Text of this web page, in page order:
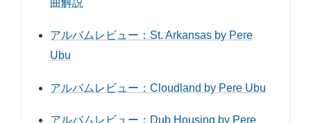
曲解説
アルバムレビュー：St. Arkansas by Pere
Ubu
アルバムレビュー：Cloudland by Pere Ubu
アルバムレビュー：Dub Housing by Pere